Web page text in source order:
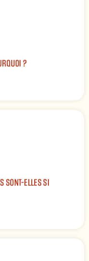
?
SONT-ELLES SI